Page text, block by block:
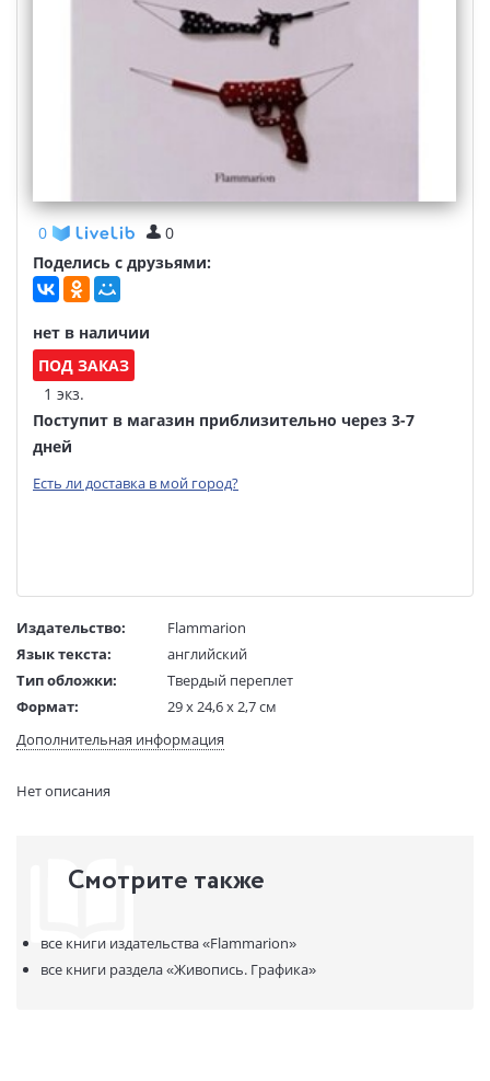
0
0
Поделись с друзьями:
нет в наличии
ПОД ЗАКАЗ
1 экз.
Поступит в магазин приблизительно через 3-7
дней
Есть ли доставка в мой город?
Издательство:
Flammarion
Язык текста:
английский
Тип обложки:
Твердый переплет
Формат:
29 х 24,6 х 2,7 см
Размеры в мм
(ДхШхВ):
290x246x27
Страниц:
9782080201461
Дополнительная информация
Нет описания
Смотрите также
все книги издательства«Flammarion»
все книги раздела«Живопись. Графика»